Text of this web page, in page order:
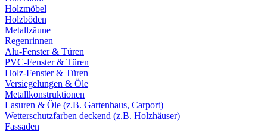
Holzmöbel
Holzböden
Metallzäune
Regenrinnen
Alu-Fenster & Türen
PVC-Fenster & Türen
Holz-Fenster & Türen
Versiegelungen & Öle
Metallkonstruktionen
Lasuren & Öle (z.B. Gartenhaus, Carport)
Wetterschutzfarben deckend (z.B. Holzhäuser)
Fassaden